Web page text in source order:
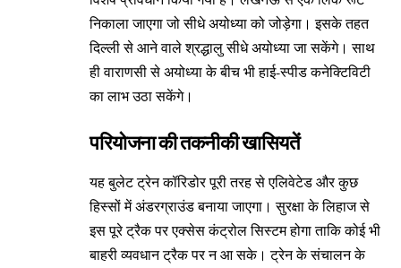
निकाला जाएगा जो सीधे अयोध्या को जोड़ेगा। इसके तहत
दिल्ली से आने वाले श्रद्धालु सीधे अयोध्या जा सकेंगे। साथ
ही वाराणसी से अयोध्या के बीच भी हाई-स्पीड कनेक्टिविटी
का लाभ उठा सकेंगे।
परियोजना की तकनीकी खासियतें
यह बुलेट ट्रेन कॉरिडोर पूरी तरह से एलिवेटेड और कुछ
हिस्सों में अंडरग्राउंड बनाया जाएगा। सुरक्षा के लिहाज से
इस पूरे ट्रैक पर एक्सेस कंट्रोल सिस्टम होगा ताकि कोई भी
बाहरी व्यवधान ट्रैक पर न आ सके। ट्रेन के संचालन के